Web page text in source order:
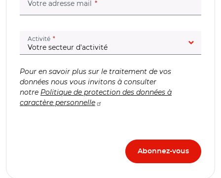
Votre adresse mail (champ obligatoire)
Activité (champ obligatoire)
Pour en savoir plus sur le traitement de vos
données nous vous invitons à consulter
notre Politique de protection des données à
caractère personnelle